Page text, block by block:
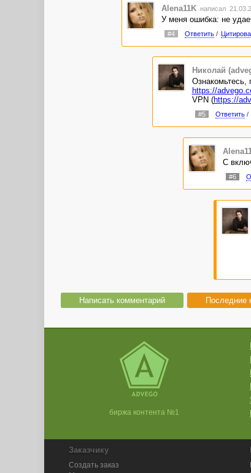
Alena11K написал
У меня ошибка: не
#4 Ответить/
Николай
Ознакомьтесь,
https://
VPN (https://
#5 Ответить/
С
#6
Написать комментарий Последние
биржа контента №1
Заказчику
Создать заказ